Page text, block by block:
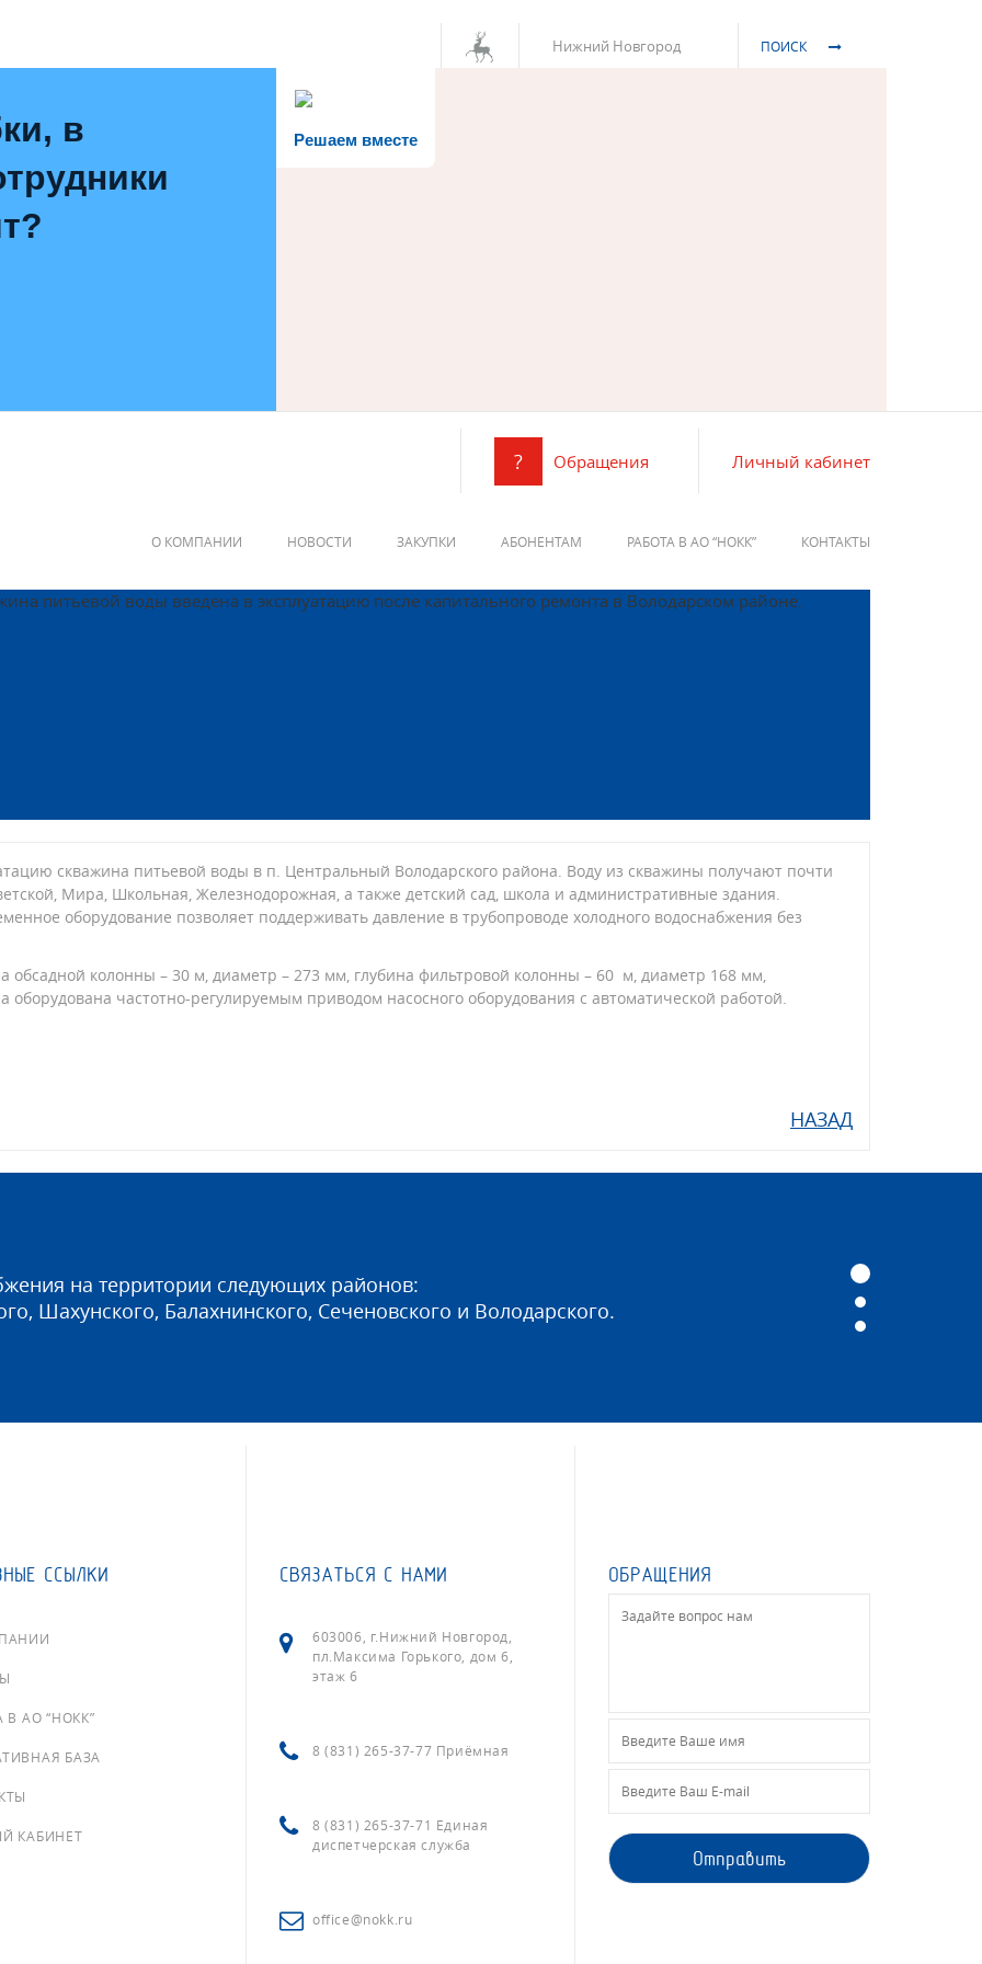
ПОИСК
Нижний Новгород
Решаем вместе
в
Личный кабинет
? Обращения
О КОМПАНИИ НОВОСТИ ЗАКУПКИ АБОНЕНТАМ РАБОТА В АО “НОКК” КОНТАКТЫ
скважина питьевой воды в п. Центральный Володарского района. Воду из скважины получают почти
Мира, Школьная, Железнодорожная, а также детский сад, школа и административные здания.
оборудование позволяет поддерживать давление в трубопроводе холодного водоснабжения без
обсадной колонны – 30 м, диаметр – 273 мм, глубина фильтровой колонны – 60 м, диаметр 168 мм,
частотно-регулируемым приводом насосного оборудования с автоматической работой.
НАЗАД
на территории следующих районов:
Шахунского, Балахнинского, Сеченовского и Володарского.
ССЫЛКИ
В АО “НОКК”
БАЗА
КАБИНЕТ
СВЯЗАТЬСЯ С НАМИ
603006, г.Нижний Новгород,
пл.Максима Горького, дом 6,
этаж 6
8 (831) 265-37-77 Приёмная
8 (831) 265-37-71 Единая
диспетчерская служба
office@nokk.ru
ОБРАЩЕНИЯ